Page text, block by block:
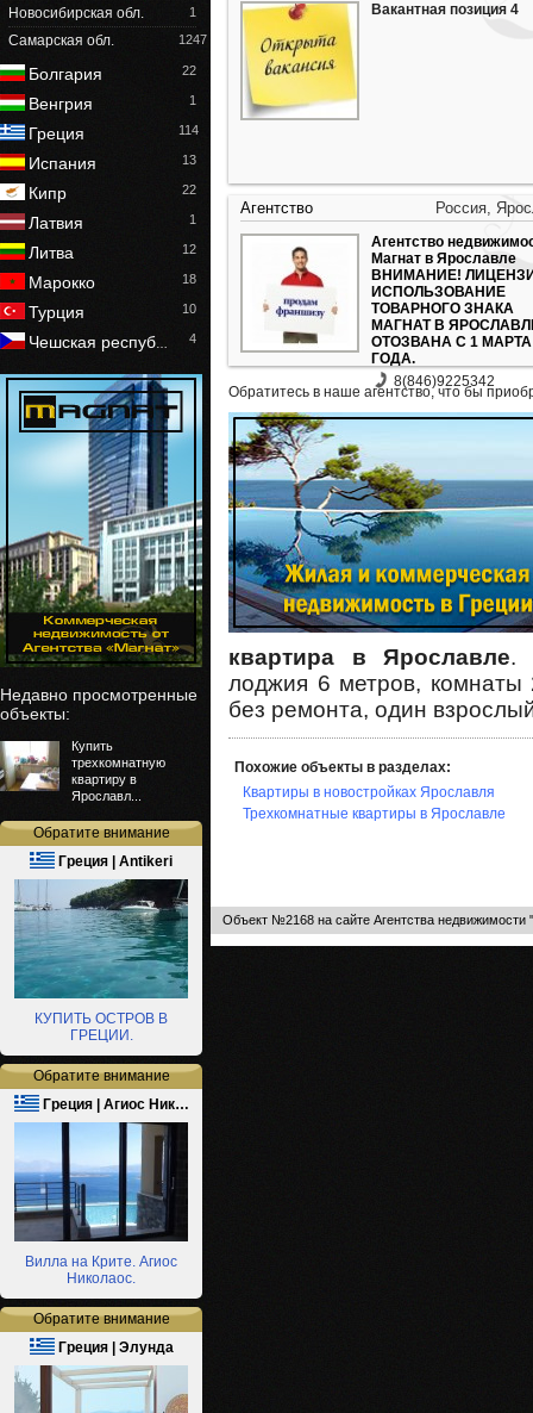
Новосибирская обл. 1
Самарская обл. 1247
Болгария 22
Венгрия 1
Греция 114
Испания 13
Кипр 22
Латвия 1
Литва 12
Марокко 18
Турция 10
Чешская респуб 4
Недавно просмотренные
объекты:
Купить
трехкомнатную
квартиру в
Ярославл...
Обратите внимание
Греция | Antikeri
КУПИТЬ ОСТРОВ В
ГРЕЦИИ.
Обратите внимание
Греция | Агиос Ник…
Вилла на Крите. Агиос
Николаос.
Обратите внимание
Греция | Элунда
Вакантная позиция 4
Агентство Россия,
Агентство
Магнат в Ярославле
ВНИМАНИЕ!
ИСПОЛЬЗОВАНИЕ
ТОВАРНОГО ЗНАКА
МАГНАТ В
ОТОЗВАНА С 1 МАРТА
ГОДА.
8(846)9225342
Обратитесь в наше агентство, что бы
квартира в Ярославле.
лоджия 6 метров, комнаты
без ремонта, один
Похожие объекты в разделах:
Квартиры в новостройках Ярославля
Трехкомнатные квартиры в Ярославле
Объект №2168 на сайте Агентства недвижимости